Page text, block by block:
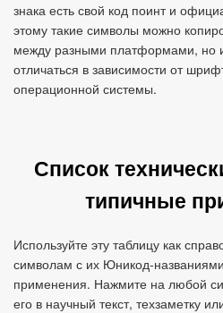
знака есть свой код поинт и
этому такие символы можно
между разными платформами, но
отличаться в зависимости от
операционной системы.
Список
типичные
Используйте эту таблицу как
символам с их
применения. Нажмите на любой
его в научный текст, техзаметку